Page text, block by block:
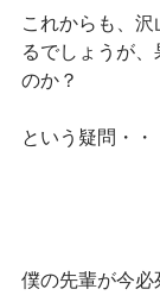
これからも、沢
るでしょうが
のか？
という疑問・・
僕の先輩が今必